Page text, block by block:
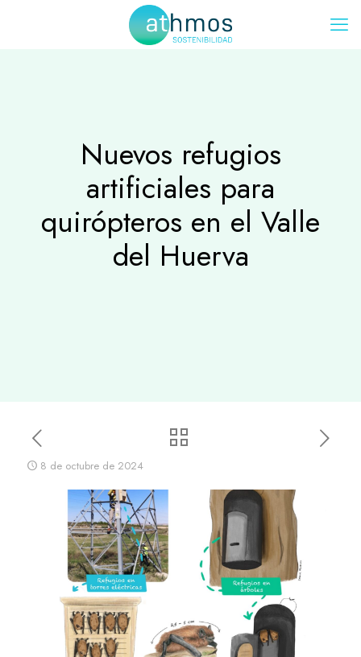
Nuevos refugios
artificiales para
quirópteros en el Valle
del Huerva
8 de octubre de 2024